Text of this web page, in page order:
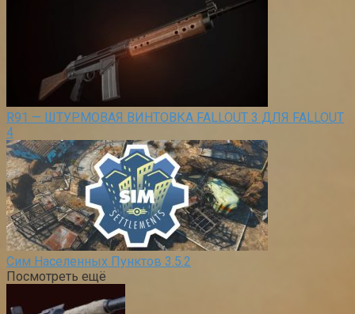
R91 — ШТУРМОВАЯ ВИНТОВКА FALLOUT 3 ДЛЯ FALLOUT
4
Сим Населенных Пунктов 3.5.2
Посмотреть ещё